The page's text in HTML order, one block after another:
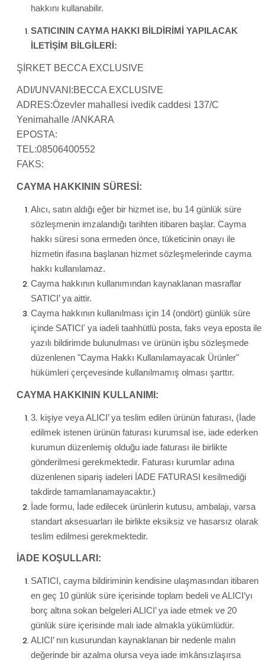
hakkını kullanabilir.
SATICININ CAYMA HAKKI BİLDİRİMİ YAPILACAK
İLETİŞİM BİLGİLERİ:
ŞİRKET BECCA EXCLUSIVE
ADI/UNVANI:BECCA EXCLUSIVE
ADRES:Özevler mahallesi ivedik caddesi 137/C
Yenimahalle /ANKARA
EPOSTA:
TEL:08506400552
FAKS:
CAYMA HAKKININ SÜRESİ:
Alıcı, satın aldığı eğer bir hizmet ise, bu 14 günlük süre
sözleşmenin imzalandığı tarihten itibaren başlar. Cayma
hakkı süresi sona ermeden önce, tüketicinin onayı ile
hizmetin ifasına başlanan hizmet sözleşmelerinde cayma
hakkı kullanılamaz.
Cayma hakkının kullanımından kaynaklanan masraflar
SATICI’ ya aittir.
Cayma hakkının kullanılması için 14 (ondört) günlük süre
içinde SATICI' ya iadeli taahhütlü posta, faks veya eposta ile
yazılı bildirimde bulunulması ve ürünün işbu sözleşmede
düzenlenen "Cayma Hakkı Kullanılamayacak Ürünler"
hükümleri çerçevesinde kullanılmamış olması şarttır.
CAYMA HAKKININ KULLANIMI:
3. kişiye veya ALICI’ ya teslim edilen ürünün faturası, (İade
edilmek istenen ürünün faturası kurumsal ise, iade ederken
kurumun düzenlemiş olduğu iade faturası ile birlikte
gönderilmesi gerekmektedir. Faturası kurumlar adına
düzenlenen sipariş iadeleri İADE FATURASI kesilmediği
takdirde tamamlanamayacaktır.)
İade formu, İade edilecek ürünlerin kutusu, ambalajı, varsa
standart aksesuarları ile birlikte eksiksiz ve hasarsız olarak
teslim edilmesi gerekmektedir.
İADE KOŞULLARI:
SATICI, cayma bildiriminin kendisine ulaşmasından itibaren
en geç 10 günlük süre içerisinde toplam bedeli ve ALICI’yı
borç altına sokan belgeleri ALICI’ ya iade etmek ve 20
günlük süre içerisinde malı iade almakla yükümlüdür.
ALICI’ nın kusurundan kaynaklanan bir nedenle malın
değerinde bir azalma olursa veya iade imkânsızlaşırsa